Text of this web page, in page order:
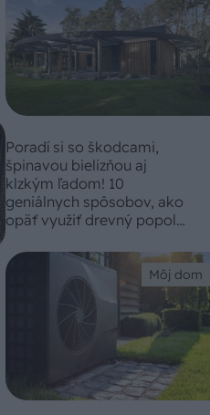
Poradí si so škodcami,
špinavou bielizňou aj
klzkým ľadom! 10
geniálnych spôsobov, ako
opäť využiť drevný popol
Môj dom